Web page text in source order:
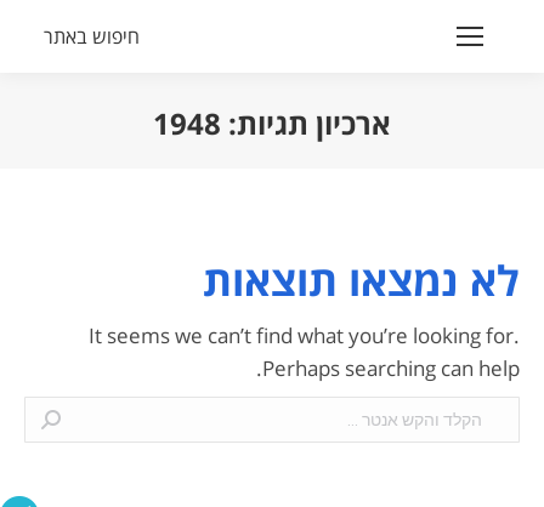
Search:
חיפוש באתר
ארכיון תגיות: 1948
לא נמצאו תוצאות
It seems we can’t find what you’re looking for.
Perhaps searching can help.
Search: